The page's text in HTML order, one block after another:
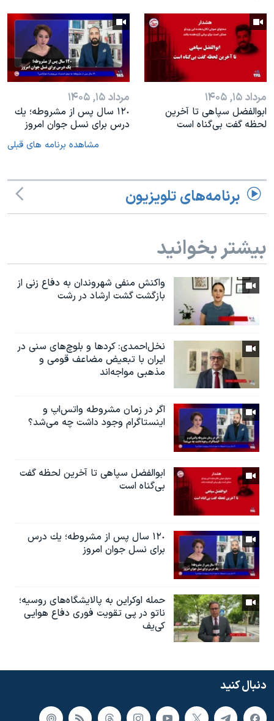
مرداد ۱۵, ۱۴۰۵
ابوالفضل سپاهی تا آخرین
لحظه گفت بی‌گناه است
مرداد ۱۵, ۱۴۰۵
١٢٠ سال پس از مشروطه؛ یك
درس براى نسل جوان امروز
مشاهده برنامه های قبلی
برنامه‌های تلویزیون
بیشتر بخوانید
واکنش منفی شهروندان به دفاع زنی از
بازگشت گشت ارشاد در رشت
نخل‌احمدی: کردها و بلوچ‌های سنی در
ایران با تبعیض مضاعف قومی و
مذهبی مواجه‌اند
اگر در زمان مشروطه واتس‌اپ و
اینستاگرام وجود داشت چه مى‌شد؟
ابوالفضل سپاهی تا آخرین لحظه گفت
بی‌گناه است
١٢٠ سال پس از مشروطه؛ یك درس
براى نسل جوان امروز
حمله اوکراین به پالایشگاه‌های روسیه؛
ناتو در پی تقویت فوری دفاع هوایی
کی‌یف
دنبال کنید